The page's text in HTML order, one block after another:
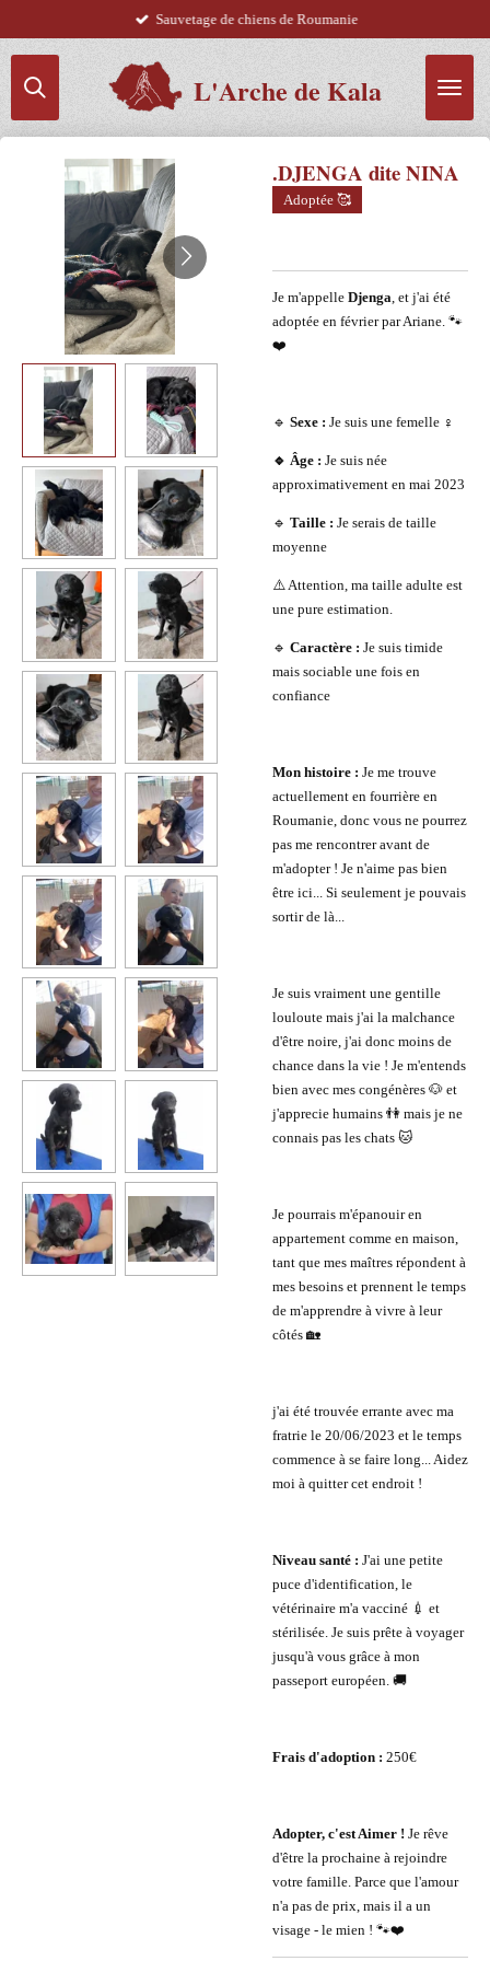
principal
L'Arche de Kala
Sauvetage de chiens de Roumanie
.DJENGA dite NINA
Adoptée 🥰
Je m'appelle Djenga , et j'ai été
adoptée en février par Ariane. 🐾
❤️
🔹 Sexe : Je suis une femelle ♀️
🔹 Âge : Je suis née
approximativement en mai 2023
🔹 Taille : Je serais de taille
moyenne
⚠️ Attention, ma taille adulte est
une pure estimation.
🔹 Caractère : Je suis timide
mais sociable une fois en
confiance
Mon histoire : Je me trouve
actuellement en fourrière en
Roumanie, donc vous ne pourrez
pas me rencontrer avant de
m'adopter ! Je n'aime pas bien
être ici... Si seulement je pouvais
sortir de là...
Je suis vraiment une gentille
louloute mais j'ai la malchance
d'être noire, j'ai donc moins de
chance dans la vie ! Je m'entends
bien avec mes congénères 🐶 et
j'apprecie humains 👫 mais je ne
connais pas les chats 🐱
Je pourrais m'épanouir en
appartement comme en maison,
tant que mes maîtres répondent à
mes besoins et prennent le temps
de m'apprendre à vivre à leur
côtés 🏡
j'ai été trouvée errante avec ma
fratrie le 20/06/2023 et le temps
commence à se faire long... Aidez
moi à quitter cet endroit !
Niveau santé : J'ai une petite
puce d'identification, le
vétérinaire m'a vacciné 💉 et
stérilisée. Je suis prête à voyager
jusqu'à vous grâce à mon
passeport européen. 🚚
Frais d'adoption : 250€
Adopter, c'est Aimer ! Je rêve
d'être la prochaine à rejoindre
votre famille. Parce que l'amour
n'a pas de prix, mais il a un
visage - le mien ! 🐾❤️